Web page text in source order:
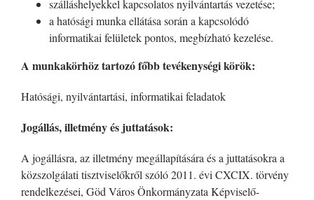
szálláshelyekkel kapcsolatos nyilvántartás vezetése;
a hatósági munka ellátása során a kapcsolódó
informatikai felületek pontos, megbízható kezelése.
A munkakörhöz tartozó főbb tevékenységi körök:
Hatósági, nyilvántartási, informatikai feladatok
Jogállás, illetmény és juttatások:
A jogállásra, az illetmény megállapítására és a juttatásokra a
közszolgálati tisztviselőkről szóló 2011. évi CXCIX. törvény
rendelkezései, Göd Város Önkormányzata Képviselő-